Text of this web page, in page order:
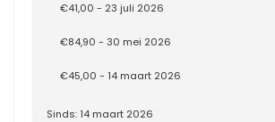
€41,00 - 23 juli 2026
€84,90 - 30 mei 2026
€45,00 - 14 maart 2026
Sinds: 14 maart 2026